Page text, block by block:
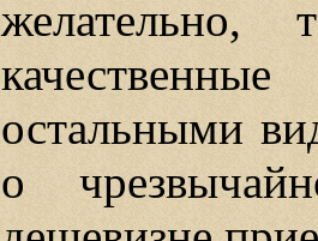
желательно,
остальными
о